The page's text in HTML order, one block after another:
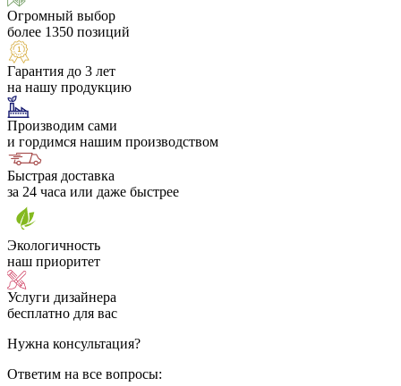
Огромный выбор
более 1350 позиций
Гарантия до 3 лет
на нашу продукцию
Производим сами
и гордимся нашим производством
Быстрая доставка
за 24 часа или даже быстрее
Экологичность
наш приоритет
Услуги дизайнера
бесплатно для вас
Нужна консультация?
Ответим на все вопросы: